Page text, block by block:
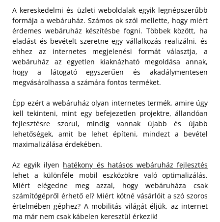
A kereskedelmi és üzleti weboldalak egyik legnépszerűbb
formája a webáruház. Számos ok szól mellette, hogy miért
érdemes webáruház készítésbe fogni. Többek között, ha
eladást és bevételt szeretne egy vállalkozás realizálni, és
ehhez az internetes megjelenési formát választja, a
webáruház az egyetlen kiaknázható megoldása annak,
hogy a látogató egyszerűen és akadálymentesen
megvásárolhassa a számára fontos terméket.
Épp ezért a webáruház olyan internetes termék, amire úgy
kell tekinteni, mint egy befejezetlen projektre, állandóan
fejlesztésre szorul, mindig vannak újabb és újabb
lehetőségek, amit be lehet építeni, mindezt a bevétel
maximalizálása érdekében.
Az egyik ilyen hatékony és hatásos webáruház fejlesztés
lehet a különféle mobil eszközökre való optimalizálás.
Miért elégedne meg azzal, hogy webáruháza csak
számítógépről érhető el? Miért kötné vásárlóit a szó szoros
értelmében géphez? A mobilitás világát éljük, az internet
ma már nem csak kábelen keresztül érkezik!